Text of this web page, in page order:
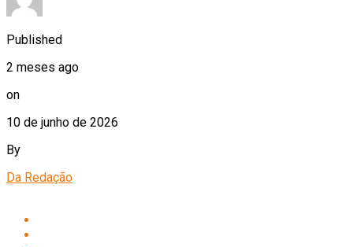
Published
2 meses ago
on
10 de junho de 2026
By
Da Redação